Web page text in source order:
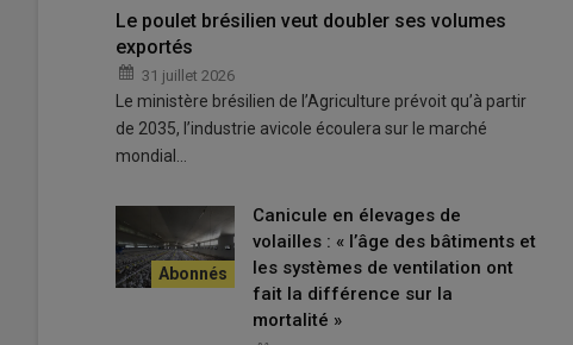
«Dès 2018, lorsque je me suis installé pour mon premier
brumisation.
Lire aussi :Prévention du coup de chaleur en
de brume et de ventilation
Le poulet brésilien veut doubler ses volumes
exportés
31 juillet 2026
Le ministère brésilien de l’Agriculture prévoit qu’à partir
de 2035, l’industrie avicole écoulera sur le marché
mondial…
Canicule en élevages de
volailles : « l’âge des bâtiments et
les systèmes de ventilation ont
fait la différence sur la
mortalité »